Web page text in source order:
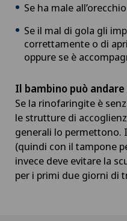
Se ha male
Se il mal di gola gli
correttamente o di
oppure se è
Il bambino può andare
Se la rinofaringite è
le strutture di
generali lo permettono.
(quindi con il tampone
invece deve evitare la
per i primi due giorni di